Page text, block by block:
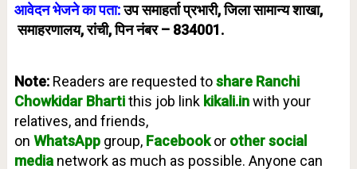
आवेदन भेजने का पता:उप समाहर्ता प्रभारी, जिला सामान्य शाखा,
समाहरणालय, रांची, पिन नंबर – 834001.
Note:Readers are requested toshare Ranchi
Chowkidar Bhartithis job link kikali.inwith your
relatives, and friends,
on WhatsAppgroup, Facebookor other social
media network as much as possible. Anyone can